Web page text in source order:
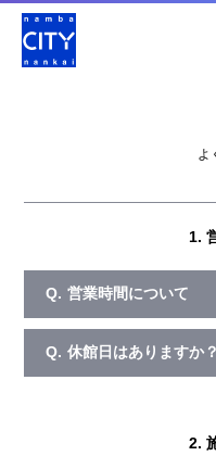
よ
1.
Q. 営業時間について
Q. 休館日はありますか？
2.